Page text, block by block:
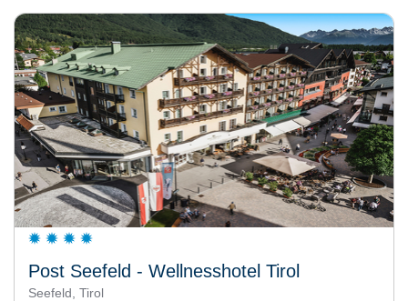
Post Seefeld - Wellnesshotel Tirol
Seefeld, Tirol